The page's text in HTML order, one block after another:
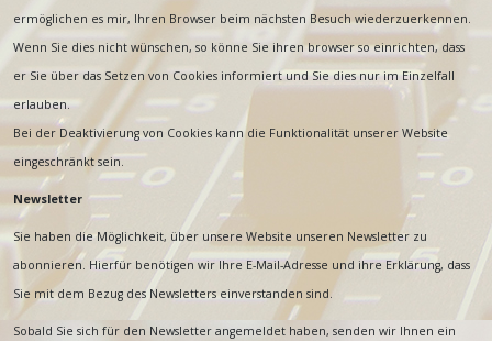
ermöglichen es mir, Ihren Browser beim nächsten Besuch wiederzuerkennen.
Wenn Sie dies nicht wünschen, so könne Sie ihren browser so einrichten, dass
er Sie über das Setzen von Cookies informiert und Sie dies nur im Einzelfall
erlauben.
Bei der Deaktivierung von Cookies kann die Funktionalität unserer Website
eingeschränkt sein.
Newsletter
Sie haben die Möglichkeit, über unsere Website unseren Newsletter zu
abonnieren. Hierfür benötigen wir Ihre E-Mail-Adresse und ihre Erklärung, dass
Sie mit dem Bezug des Newsletters einverstanden sind.
Sobald Sie sich für den Newsletter angemeldet haben, senden wir Ihnen ein